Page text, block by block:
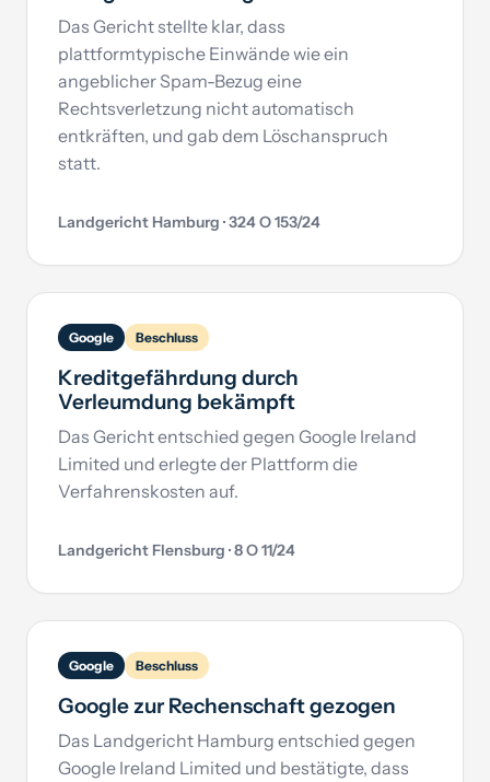
Das Gericht stellte klar, dass
plattformtypische Einwände wie ein
angeblicher Spam-Bezug eine
Rechtsverletzung nicht automatisch
entkräften, und gab dem Löschanspruch
statt.
Landgericht Hamburg · 324 O 153/24
Google Beschluss
Kreditgefährdung durch
Verleumdung bekämpft
Das Gericht entschied gegen Google Ireland
Limited und erlegte der Plattform die
Verfahrenskosten auf.
Landgericht Flensburg · 8 O 11/24
Google Beschluss
Google zur Rechenschaft gezogen
Das Landgericht Hamburg entschied gegen
Google Ireland Limited und bestätigte, dass